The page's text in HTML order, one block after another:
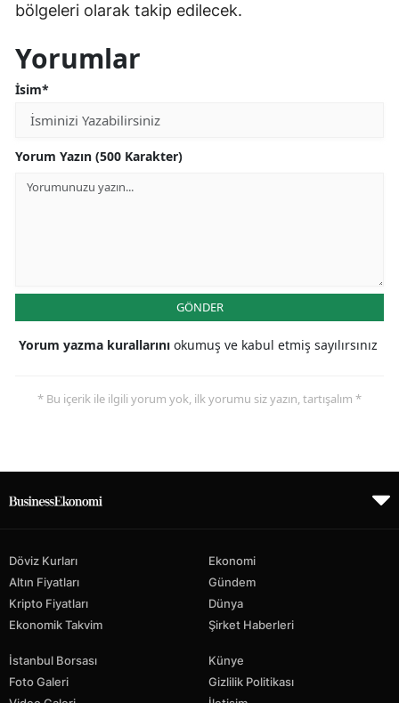
bölgeleri olarak takip edilecek.
Yorumlar
İsim*
Yorum Yazın (500 Karakter)
GÖNDER
Yorum yazma kurallarını okumuş ve kabul etmiş sayılırsınız
* Bu içerik ile ilgili yorum yok, ilk yorumu siz yazın, tartışalım *
Döviz Kurları
Altın Fiyatları
Kripto Fiyatları
Ekonomik Takvim
Ekonomi
Gündem
Dünya
Şirket Haberleri
İstanbul Borsası
Foto Galeri
Künye
Gizlilik Politikası